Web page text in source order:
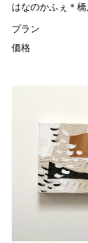
はなのかふぇ＊橋
プラン
価格